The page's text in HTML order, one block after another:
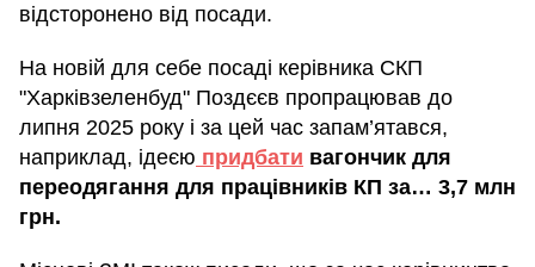
відсторонено від посади.
На новій для себе посаді керівника СКП
"Харківзеленбуд" Поздєєв пропрацював до
липня 2025 року і за цей час запам’ятався,
наприклад, ідеєю придбати вагончик для
переодягання для працівників КП за… 3,7 млн
грн.